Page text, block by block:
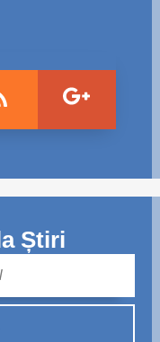
Știri